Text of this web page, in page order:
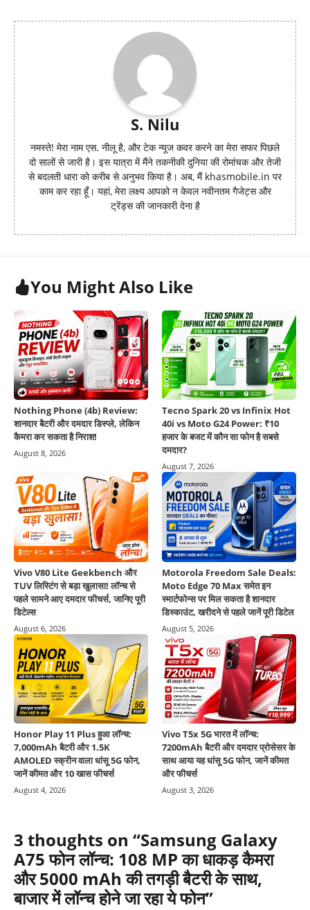
S. Nilu
नमस्ते! मेरा नाम एस. नीलू है, और टेक न्यूज कवर करने का मेरा सफर पिछले
दो सालों से जारी है। इस यात्रा में मैंने तकनीकी दुनिया की रोमांचक और तेजी
से बदलती धारा को करीब से अनुभव किया है। अब, मैं khasmobile.in पर
काम कर रहा हूँ। यहां, मेरा लक्ष्य आपको न केवल नवीनतम गैजेट्स और
ट्रेंड्स की जानकारी देना है
You Might Also Like
Nothing Phone (4b) Review:
शानदार बैटरी और दमदार डिस्प्ले, लेकिन
कैमरा कर सकता है निराश!
August 8, 2026
Tecno Spark 20 vs Infinix Hot
40i vs Moto G24 Power: ₹10
हजार के बजट में कौन सा फोन है सबसे
दमदार?
August 7, 2026
Vivo V80 Lite Geekbench और
TUV लिस्टिंग से बड़ा खुलासा! लॉन्च से
पहले सामने आए दमदार फीचर्स, जानिए पूरी
डिटेल्स
August 6, 2026
Motorola Freedom Sale Deals:
Moto Edge 70 Max समेत इन
स्मार्टफोन्स पर मिल सकता है शानदार
डिस्काउंट, खरीदने से पहले जानें पूरी डिटेल
August 5, 2026
Honor Play 11 Plus हुआ लॉन्च:
7,000mAh बैटरी और 1.5K
AMOLED स्क्रीन वाला धांसू 5G फोन,
जानें कीमत और 10 खास फीचर्स
August 4, 2026
Vivo T5x 5G भारत में लॉन्च:
7200mAh बैटरी और दमदार प्रोसेसर के
साथ आया यह धांसू 5G फोन, जानें कीमत
और फीचर्स
August 3, 2026
3 thoughts on “Samsung Galaxy
A75 फोन लॉन्च: 108 MP का धाकड़ कैमरा
और 5000 mAh की तगड़ी बैटरी के साथ,
बाजार में लॉन्च होने जा रहा ये फोन”